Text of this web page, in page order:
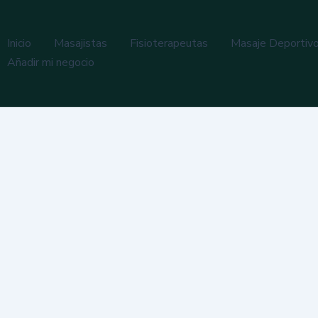
Inicio Masajistas Fisioterapeutas Masaje Deportivo
Añadir mi negocio